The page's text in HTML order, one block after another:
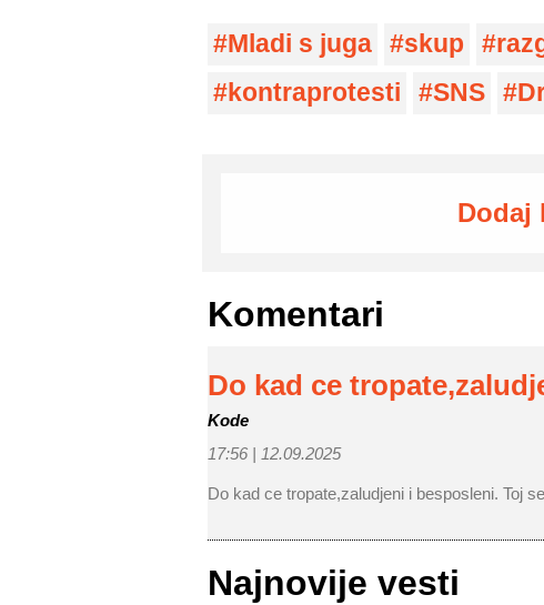
Mladi s juga skup
kontraprotesti
SNS
Dodaj
Komentari
Do kad ce
Kode
17:56 | 12.09.2025
Do kad ce tropate,zaludjeni i besposleni. Toj
Najnovije vesti